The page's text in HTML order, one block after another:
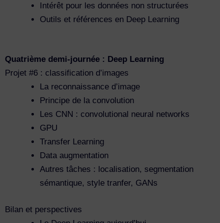
Intérêt pour les données non structurées
Outils et références en Deep Learning
Quatrième demi-journée : Deep Learning
Projet #6 : classification d’images
La reconnaissance d’image
Principe de la convolution
Les CNN : convolutional neural networks
GPU
Transfer Learning
Data augmentation
Autres tâches : localisation, segmentation
sémantique, style tranfer, GANs
Bilan et perspectives